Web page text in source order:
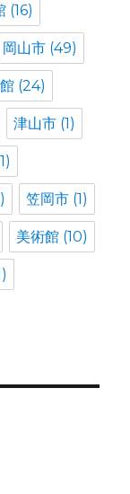
(16)
岡山市 (49)
(24)
津山市 (1)
笠岡市 (1)
美術館 (10)